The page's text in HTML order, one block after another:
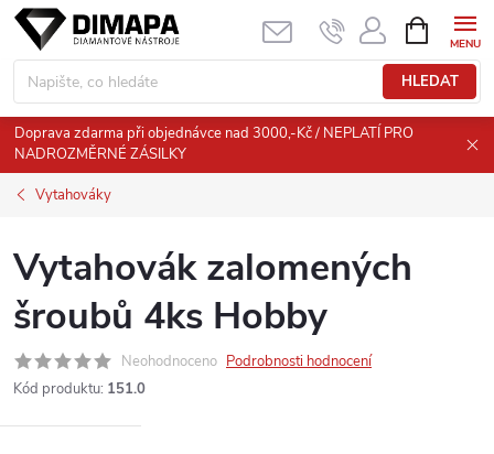
Přejít
obsah
HLEDAT
NÁKUPNÍ
KOŠÍK
Doprava zdarma při objednávce nad 3000,-Kč / NEPLATÍ PRO
NADROZMĚRNÉ ZÁSILKY
Vytahováky
Vytahovák zalomených
šroubů 4ks Hobby
Neohodnoceno Podrobnosti hodnocení
Kód produktu: 151.0